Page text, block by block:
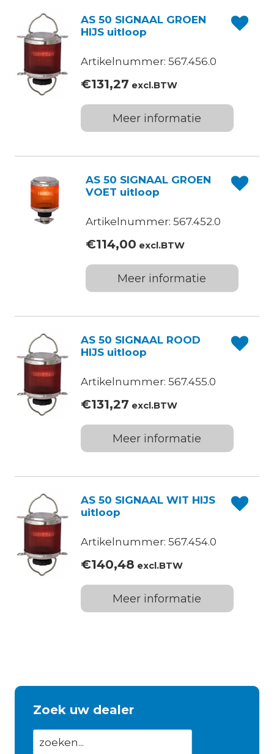
AS 50 SIGNAAL GROEN
HIJS uitloop
Artikelnummer: 567.456.0
€131,27 excl.BTW
Meer informatie
AS 50 SIGNAAL GROEN
VOET uitloop
Artikelnummer: 567.452.0
€114,00 excl.BTW
Meer informatie
AS 50 SIGNAAL ROOD
HIJS uitloop
Artikelnummer: 567.455.0
€131,27 excl.BTW
Meer informatie
AS 50 SIGNAAL WIT HIJS
uitloop
Artikelnummer: 567.454.0
€140,48 excl.BTW
Meer informatie
Zoek uw dealer